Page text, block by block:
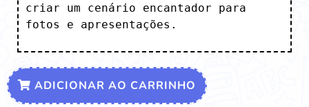
criar um cenário encantador para
fotos e apresentações.
ADICIONAR AO CARRINHO